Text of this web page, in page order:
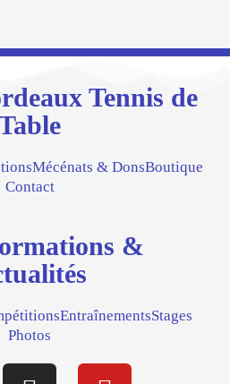
Tennis de
Mécénats & DonsBoutique
Contact
&
EntraînementsStages
Photos
I Y